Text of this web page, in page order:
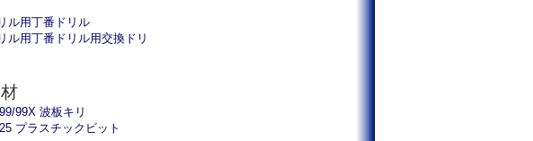
ル用丁番ドリル
ル用丁番ドリル用交換ドリ
99X 波板キリ
プラスチックビット